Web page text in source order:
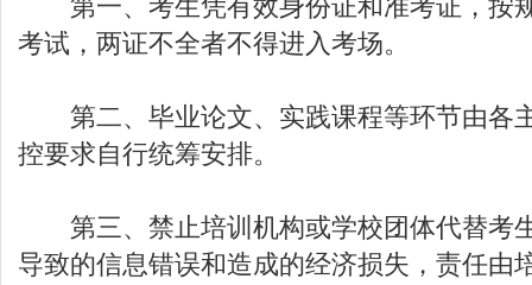
第一、考生凭有效身份证和准考证，按
考试，两证不全者不得进入考场。
第二、毕业论文、实践课程等环节由各
控要求自行统筹安排。
第三、禁止培训机构或学校团体代替考
导致的信息错误和造成的经济损失，责任由